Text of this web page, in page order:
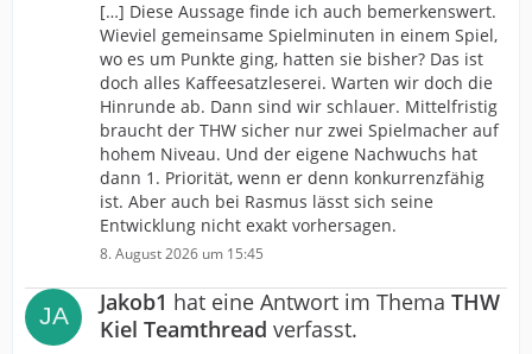
[…] Diese Aussage finde ich auch bemerkenswert.
Wieviel gemeinsame Spielminuten in einem Spiel,
wo es um Punkte ging, hatten sie bisher? Das ist
doch alles Kaffeesatzleserei. Warten wir doch die
Hinrunde ab. Dann sind wir schlauer. Mittelfristig
braucht der THW sicher nur zwei Spielmacher auf
hohem Niveau. Und der eigene Nachwuchs hat
dann 1. Priorität, wenn er denn konkurrenzfähig
ist. Aber auch bei Rasmus lässt sich seine
Entwicklung nicht exakt vorhersagen.
8. August 2026 um 15:45
Jakob1 hat eine Antwort im Thema THW
Kiel Teamthread verfasst.